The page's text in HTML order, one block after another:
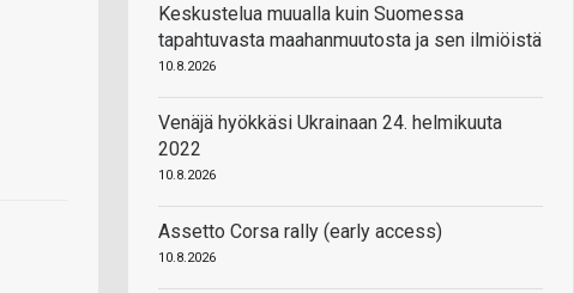
Keskustelua muualla kuin Suomessa
tapahtuvasta maahanmuutosta ja sen ilmiöistä
10.8.2026
Venäjä hyökkäsi Ukrainaan 24. helmikuuta
2022
10.8.2026
Assetto Corsa rally (early access)
10.8.2026